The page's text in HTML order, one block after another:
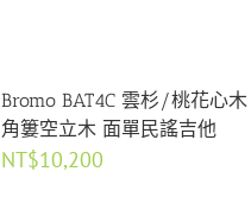
Bromo BAT4C 雲杉/桃花心
角簍空立木 面單民謠吉他
NT$10,200